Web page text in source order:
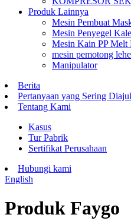
Produk Lainnya
Mesin Pembuat
Mesin Penyegel
Mesin Kain PP Melt
mesin pemotong
Manipulator
Berita
Pertanyaan yang Sering
Tentang Kami
Kasus
Tur Pabrik
Sertifikat Perusahaan
Hubungi kami
English
Produk Faygo